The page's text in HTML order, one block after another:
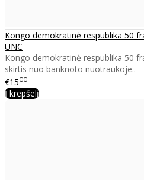
Kongo demokratinė respublika 50
UNC
Kongo demokratinė respublika 50
skirtis nuo banknoto nuotraukoje..
€1500
Į krepšelį